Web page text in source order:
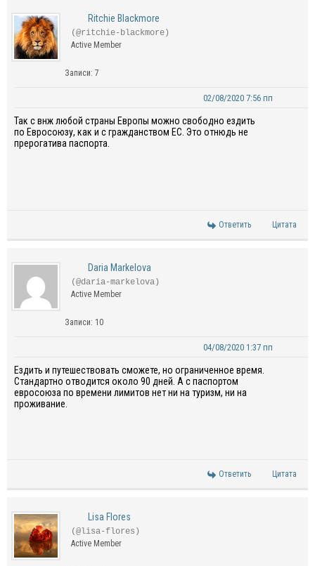
Ritchie Blackmore
(@ritchie-blackmore)
Active Member
Записи: 7
02/08/2020 7:56 пп
Так свнжлюбой страны Европы можно свободно ездить
по Евросоюзу, как и с гражданством ЕС . Это отнюдь не
прерогатива паспорта.
Ответить Цитата
Daria Markelova
(@daria-markelova)
Active Member
Записи: 10
04/08/2020 1:37 пп
Ездить и путешествовать сможете, но ограниченное время.
Стандартно отводится около 90 дней. А с паспортом
евросоюза по времени лимитов нет ни на туризм, ни на
проживание.
Ответить Цитата
Lisa Flores
(@lisa-flores)
Active Member